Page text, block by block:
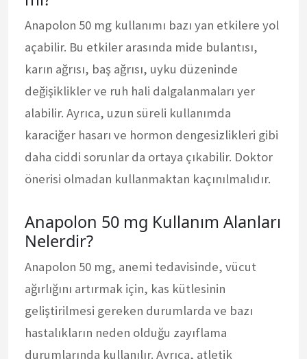
Anapolon 50 mg kullanımı bazı yan etkilere yol
açabilir. Bu etkiler arasında mide bulantısı,
karın ağrısı, baş ağrısı, uyku düzeninde
değişiklikler ve ruh hali dalgalanmaları yer
alabilir. Ayrıca, uzun süreli kullanımda
karaciğer hasarı ve hormon dengesizlikleri gibi
daha ciddi sorunlar da ortaya çıkabilir. Doktor
önerisi olmadan kullanmaktan kaçınılmalıdır.
Anapolon 50 mg Kullanım Alanları
Nelerdir?
Anapolon 50 mg, anemi tedavisinde, vücut
ağırlığını artırmak için, kas kütlesinin
geliştirilmesi gereken durumlarda ve bazı
hastalıkların neden olduğu zayıflama
durumlarında kullanılır. Ayrıca, atletik